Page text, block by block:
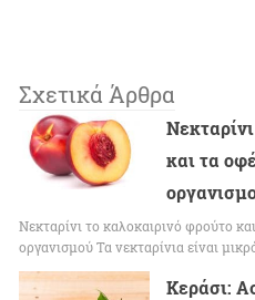
Σχετικά Άρθρα
και τα
Νεκταρίνι το καλοκαιρινό φρούτο
οργανισμού Τα νεκταρίνια είναι
Κεράσι: